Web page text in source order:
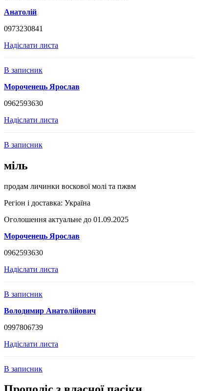
Анатолій
0973230841
Надіслати листа
В записник
Мороченець Ярослав
0962593630
Надіслати листа
В записник
міль
продам личинки воскової молі та пжвм
Регіон і доставка: Україна
Оголошення актуальне до 01.09.2025
Мороченець Ярослав
0962593630
Надіслати листа
В записник
Володимир Анатолійович
0997806739
Надіслати листа
В записник